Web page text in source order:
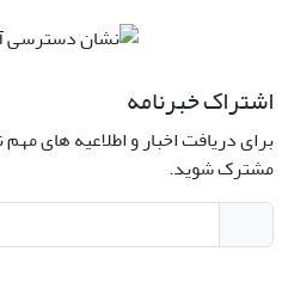
اشتراک خبرنامه
برای دریافت اخبار و اطلاعیه های
مشترک شوید.